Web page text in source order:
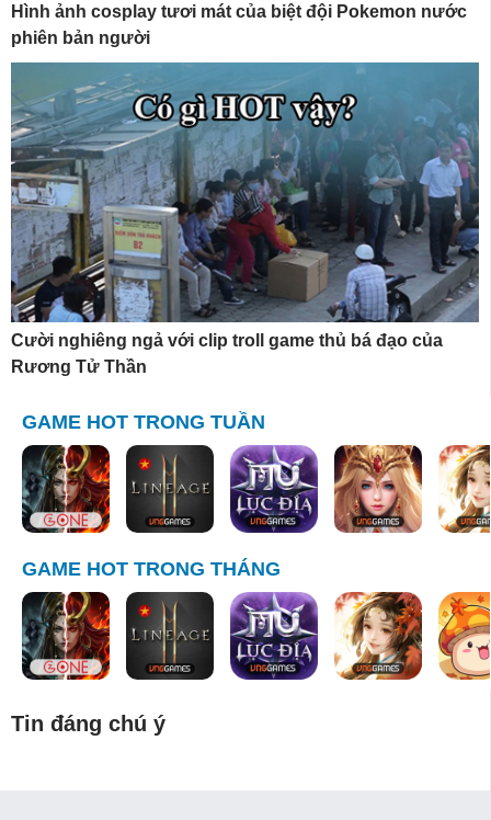
Hình ảnh cosplay tươi mát của biệt đội Pokemon nước
phiên bản người
Cười nghiêng ngả với clip troll game thủ bá đạo của
Rương Tử Thần
GAME HOT TRONG TUẦN
GAME HOT TRONG THÁNG
Tin đáng chú ý